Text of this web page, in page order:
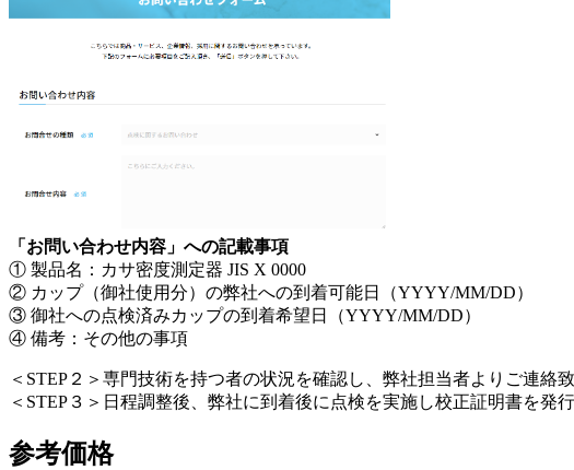
「お問い合わせ内容」への記載事項
① 製品名：カサ密度測定器 JIS X 0000
② カップ（御社使用分）の弊社への到着可能日（YYYY/MM/DD）
③ 御社への点検済みカップの到着希望日（YYYY/MM/DD）
④ 備考：その他の事項
＜STEP２＞ 専門技術を持つ者の状況を確認し、弊社担当者よりご連絡致
＜STEP３＞ 日程調整後、弊社に到着後に点検を実施し校正証明書を発
参考価格